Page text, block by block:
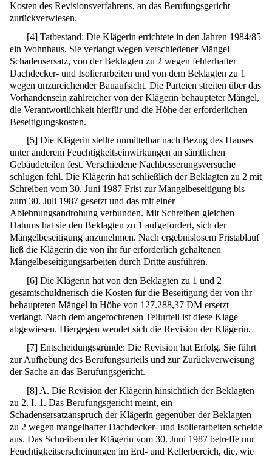
Kosten des Revisionsverfahrens, an das Berufungsgericht
zurückverwiesen.
[4] Tatbestand: Die Klägerin errichtete in den Jahren 1984/85
ein Wohnhaus. Sie verlangt wegen verschiedener Mängel
Schadensersatz, von der Beklagten zu 2 wegen fehlerhafter
Dachdecker- und Isolierarbeiten und von dem Beklagten zu 1
wegen unzureichender Bauaufsicht. Die Parteien streiten über das
Vorhandensein zahlreicher von der Klägerin behaupteter Mängel,
die Verantwortlichkeit hierfür und die Höhe der erforderlichen
Beseitigungskosten.
[5] Die Klägerin stellte unmittelbar nach Bezug des Hauses
unter anderem Feuchtigkeitseinwirkungen an sämtlichen
Gebäudeteilen fest. Verschiedene Nachbesserungsversuche
schlugen fehl. Die Klägerin hat schließlich der Beklagten zu 2 mit
Schreiben vom 30. Juni 1987 Frist zur Mangelbeseitigung bis
zum 30. Juli 1987 gesetzt und das mit einer
Ablehnungsandrohung verbunden. Mit Schreiben gleichen
Datums hat sie den Beklagten zu 1 aufgefordert, sich der
Mängelbeseitigung anzunehmen. Nach ergebnislosem Fristablauf
ließ die Klägerin die von ihr für erforderlich gehaltenen
Mängelbeseitigungsarbeiten durch Dritte ausführen.
[6] Die Klägerin hat von den Beklagten zu 1 und 2
gesamtschuldnerisch die Kosten für die Beseitigung der von ihr
behaupteten Mängel in Höhe von 127.288,37 DM ersetzt
verlangt. Nach dem angefochtenen Teilurteil ist diese Klage
abgewiesen. Hiergegen wendet sich die Revision der Klägerin.
[7] Entscheidungsgründe: Die Revision hat Erfolg. Sie führt
zur Aufhebung des Berufungsurteils und zur Zurückverweisung
der Sache an das Berufungsgericht.
[8] A. Die Revision der Klägerin hinsichtlich der Beklagten
zu 2. I. 1. Das Berufungsgericht meint, ein
Schadensersatzanspruch der Klägerin gegenüber der Beklagten
zu 2 wegen mangelhafter Dachdecker- und Isolierarbeiten scheide
aus. Das Schreiben der Klägerin vom 30. Juni 1987 betreffe nur
Feuchtigkeitserscheinungen im Erd- und Kellerbereich, die, wie